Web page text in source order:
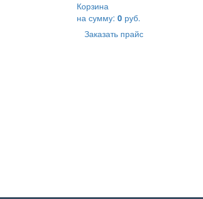
Корзина
на сумму: 0 руб.
Заказать прайс